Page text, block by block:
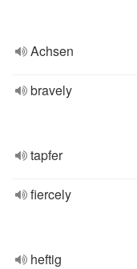
Achsen
bravely
tapfer
fiercely
heftig